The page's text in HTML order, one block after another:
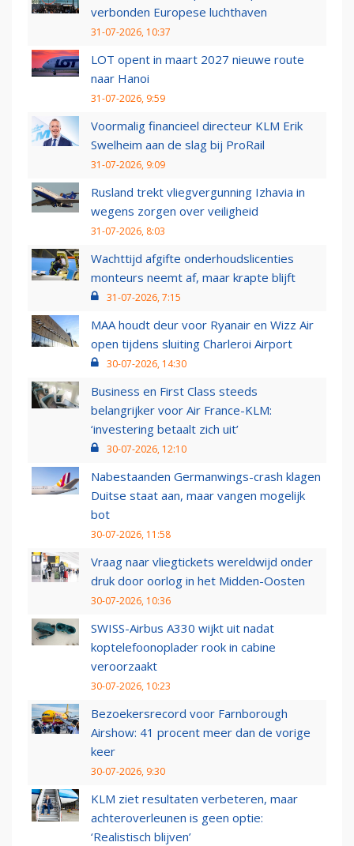
verbonden Europese luchthaven
31-07-2026, 10:37
LOT opent in maart 2027 nieuwe route
naar Hanoi
31-07-2026, 9:59
Voormalig financieel directeur KLM Erik
Swelheim aan de slag bij ProRail
31-07-2026, 9:09
Rusland trekt vliegvergunning Izhavia in
wegens zorgen over veiligheid
31-07-2026, 8:03
Wachttijd afgifte onderhoudslicenties
monteurs neemt af, maar krapte blijft
31-07-2026, 7:15
MAA houdt deur voor Ryanair en Wizz Air
open tijdens sluiting Charleroi Airport
30-07-2026, 14:30
Business en First Class steeds
belangrijker voor Air France-KLM:
‘investering betaalt zich uit’
30-07-2026, 12:10
Nabestaanden Germanwings-crash klagen
Duitse staat aan, maar vangen mogelijk
bot
30-07-2026, 11:58
Vraag naar vliegtickets wereldwijd onder
druk door oorlog in het Midden-Oosten
30-07-2026, 10:36
SWISS-Airbus A330 wijkt uit nadat
koptelefoonoplader rook in cabine
veroorzaakt
30-07-2026, 10:23
Bezoekersrecord voor Farnborough
Airshow: 41 procent meer dan de vorige
keer
30-07-2026, 9:30
KLM ziet resultaten verbeteren, maar
achteroverleunen is geen optie:
‘Realistisch blijven’